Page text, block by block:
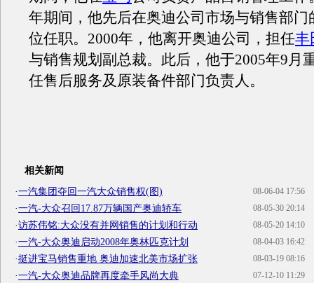
年期间，他先后在奥迪公司市场与销售部门
位任职。2000年，他离开奥迪公司，担任丰
与销售规划副总裁。此后，他于2005年9月
任售后服务及原装备件部门负责人。
相关新闻
08-06-04 17:56
·一汽集团夺回一汽大众销售权(图)
08-05-30 20:14
·一汽-大众召回17.87万辆国产奥迪轿车
08-05-20 14:10
·访苏伟铭:大众没有并网销售的计划和行动
08-04-03 16:42
·一汽-大众奥迪启动2008年奥林匹克计划
08-03-19 08:16
·挺进宝马销售重地 奥迪加速北美市场扩张
07-12-10 11:29
·一汽-大众奥迪品牌再度牵手风尚大典